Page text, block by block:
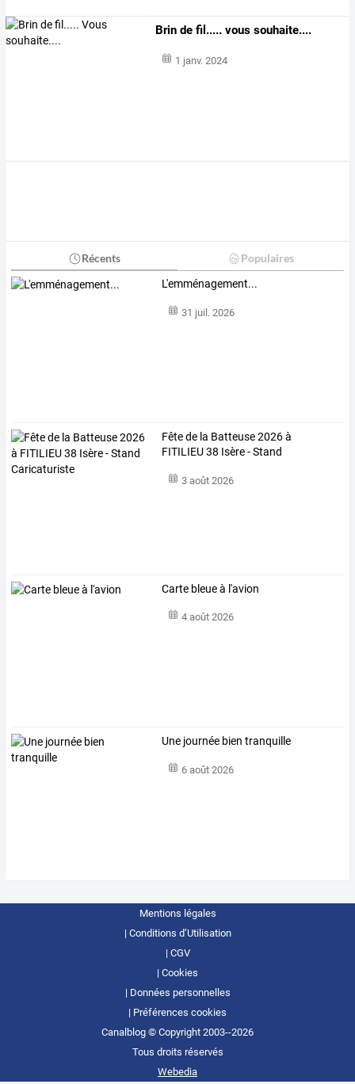
Brin de fil..... vous souhaite....
1 janv. 2024
Récents Populaires
L'emménagement...
31 juil. 2026
Fête de la Batteuse 2026 à
FITILIEU 38 Isère - Stand
3 août 2026
Carte bleue à l'avion
4 août 2026
Une journée bien tranquille
6 août 2026
Mentions légales
Conditions d’Utilisation
CGV
Cookies
Données personnelles
Préférences cookies
Canalblog © Copyright 2003--2026
Tous droits réservés
Webedia